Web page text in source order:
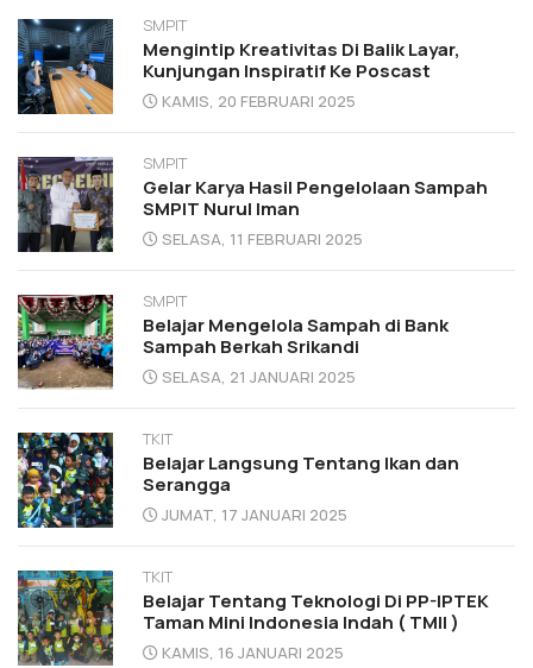
SMPIT
Mengintip Kreativitas Di Balik Layar,
Kunjungan Inspiratif Ke Poscast
KAMIS, 20 FEBRUARI 2025
SMPIT
Gelar Karya Hasil Pengelolaan Sampah
SMPIT Nurul Iman
SELASA, 11 FEBRUARI 2025
SMPIT
Belajar Mengelola Sampah di Bank
Sampah Berkah Srikandi
SELASA, 21 JANUARI 2025
TKIT
Belajar Langsung Tentang Ikan dan
Serangga
JUMAT, 17 JANUARI 2025
TKIT
Belajar Tentang Teknologi Di PP-IPTEK
Taman Mini Indonesia Indah ( TMII )
KAMIS, 16 JANUARI 2025